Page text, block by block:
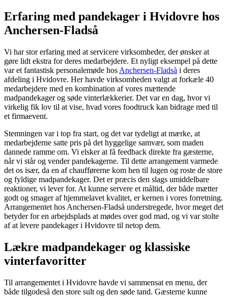
Erfaring med pandekager i Hvidovre hos
Anchersen-Fladså
Vi har stor erfaring med at servicere virksomheder, der ønsker at
gøre lidt ekstra for deres medarbejdere. Et nyligt eksempel på dette
var et fantastisk personalemøde hos Anchersen-Fladså i deres
afdeling i Hvidovre. Her havde virksomheden valgt at forkæle 40
medarbejdere med en kombination af vores mættende
madpandekager og søde vinterlækkerier. Det var en dag, hvor vi
virkelig fik lov til at vise, hvad vores foodtruck kan bidrage med til
et firmaevent.
Stemningen var i top fra start, og det var tydeligt at mærke, at
medarbejderne satte pris på det hyggelige samvær, som maden
dannede ramme om. Vi elsker at få feedback direkte fra gæsterne,
når vi står og vender pandekagerne. Til dette arrangement varmede
det os især, da en af chaufførerne kom hen til lugen og roste de store
og fyldige madpandekager. Det er præcis den slags umiddelbare
reaktioner, vi lever for. At kunne servere et måltid, der både mætter
godt og smager af hjemmelavet kvalitet, er kernen i vores forretning.
Arrangementet hos Anchersen-Fladså understregede, hvor meget det
betyder for en arbejdsplads at mødes over god mad, og vi var stolte
af at levere pandekager i Hvidovre til netop dem.
Lækre madpandekager og klassiske
vinterfavoritter
Til arrangementet i Hvidovre havde vi sammensat en menu, der
både tilgodeså den store sult og den søde tand. Gæsterne kunne